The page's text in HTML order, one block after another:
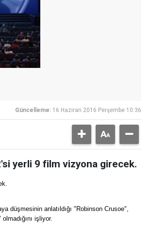
Güncelleme: 16 Haziran 2016 Perşembe 10:36
yerli 9 film vizyona girecek.
düşmesinin anlatıldığı "Robinson Crusoe",
işliyor.